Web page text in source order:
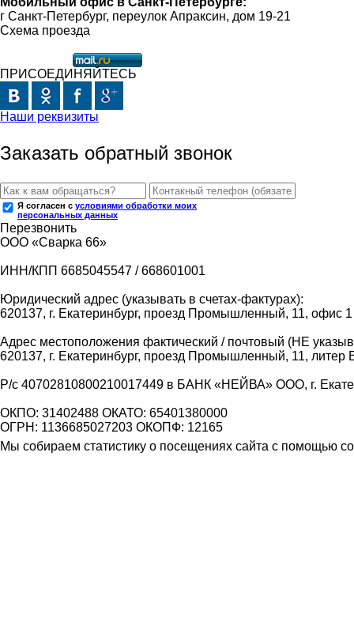
г Санкт-Петербург, переулок Апраксин, дом 19-21
Схема проезда
ПРИСОЕДИНЯЙТЕСЬ
Наши реквизиты
Заказать обратный звонок
Я согласен с условиями обработки моих
персональных данных
Перезвонить
ООО «Сварка 66»
ИНН/КПП 6685045547 / 668601001
Юридический адрес (указывать в счетах-фактурах):
620137, г. Екатеринбург, проезд Промышленный, 11, офис 1
Адрес местоположения фактический / почтовый (НЕ
620137, г. Екатеринбург, проезд Промышленный, 11, литер
Р/с 40702810800210017449 в БАНК «НЕЙВА» ООО, г.
ОКПО: 31402488 ОКАТО: 65401380000
ОГРН: 1136685027203 ОКОПФ: 12165
Мы собираем статистику о посещениях сайта с помощью